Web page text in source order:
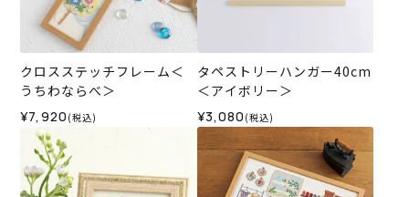
クロスステッチフレーム＜
うちわならべ＞
¥7,920 (税込)
タペストリーハンガー40cm
＜アイボリー＞
¥3,080 (税込)